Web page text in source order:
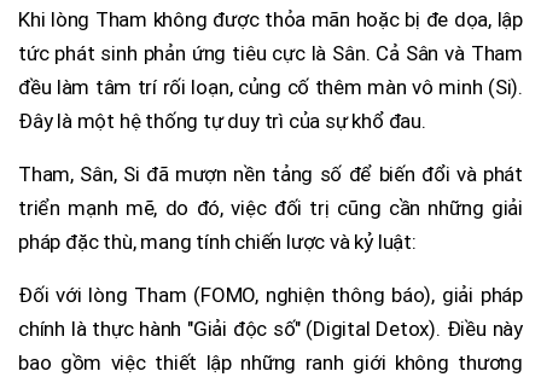
Khi lòng Tham không được thỏa mãn hoặc bị đe dọa, lập
tức phát sinh phản ứng tiêu cực là Sân. Cả Sân và Tham
đều làm tâm trí rối loạn, củng cố thêm màn vô minh (Si).
Đây là một hệ thống tự duy trì của sự khổ đau.
Tham, Sân, Si đã mượn nền tảng số để biến đổi và phát
triển mạnh mẽ, do đó, việc đối trị cũng cần những giải
pháp đặc thù, mang tính chiến lược và kỷ luật:
Đối với lòng Tham (FOMO, nghiện thông báo), giải pháp
chính là thực hành "Giải độc số" (Digital Detox). Điều này
bao gồm việc thiết lập những ranh giới không thương